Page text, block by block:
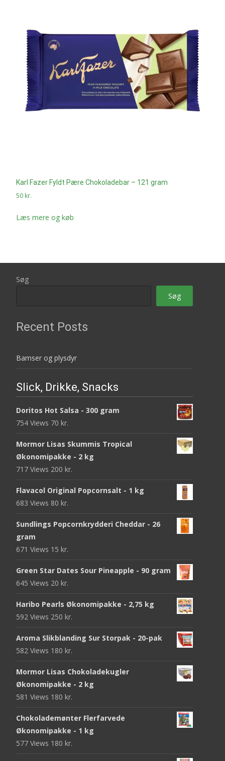
Karl Fazer Fyldt Pære Chokoladebar – 121 gram
50 kr.
Læs mere og køb
Søg
Søg
Recent Posts
Bamser og plysdyr
Slick, Drikke, Snacks
Doritos Hot Salsa - 300 gram
754 Views 70 kr.
Mormor Lisas Skummis Tropical
Økonomipakke - 2 kg
717 Views 200 kr.
Flavacol Original Popcornsalt - 1 kg
683 Views 80 kr.
Sundlings Popcornkrydderi Cheddar - 26
gram
671 Views 15 kr.
Green Star Dates Sour Pineapple - 90 gram
645 Views 20 kr.
Haribo Pearls Økonomipakke - 2,75 kg
592 Views 250 kr.
Aroma Slikblanding Sur Storpak - 20-pak
582 Views 180 kr.
Mormor Lisas Chokoladekugler
Økonomipakke - 2 kg
581 Views 180 kr.
Chokolademønter Flerfarvede
Økonomipakke - 1 kg
577 Views 180 kr.